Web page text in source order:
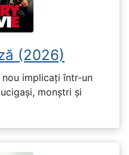
(2026)
implicați într-un
monștri și